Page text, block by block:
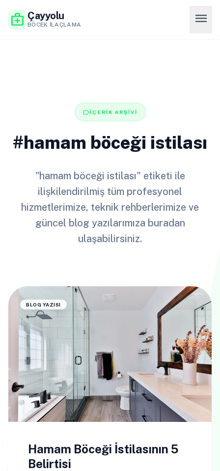
medical_services Çayyolu
BÖCEK İLAÇLAMA menu
labelİÇERİK ARŞİVİ
#hamam böceği istilası
"hamam böceği istilası" etiketi ile
ilişkilendirilmiş tüm profesyonel
hizmetlerimize, teknik rehberlerimize ve
güncel blog yazılarımıza buradan
ulaşabilirsiniz.
BLOG YAZISI
Hamam Böceği İstilasının 5
Belirtisi